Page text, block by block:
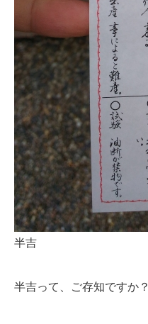
半吉
半吉って、ご存知ですか？